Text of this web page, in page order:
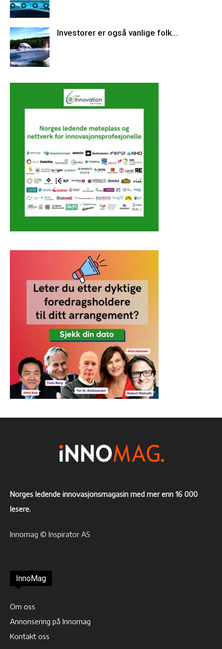
Investorer er også vanlige folk…
Norges ledende innovasjonsmagasin med mer enn 16 000
lesere.
Innomag © Inspirator AS
InnoMag
Om oss
Annonsering på Innomag
Kontakt oss